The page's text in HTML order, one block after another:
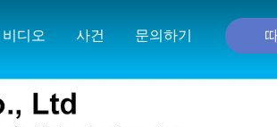
비디오 사건 문의하기